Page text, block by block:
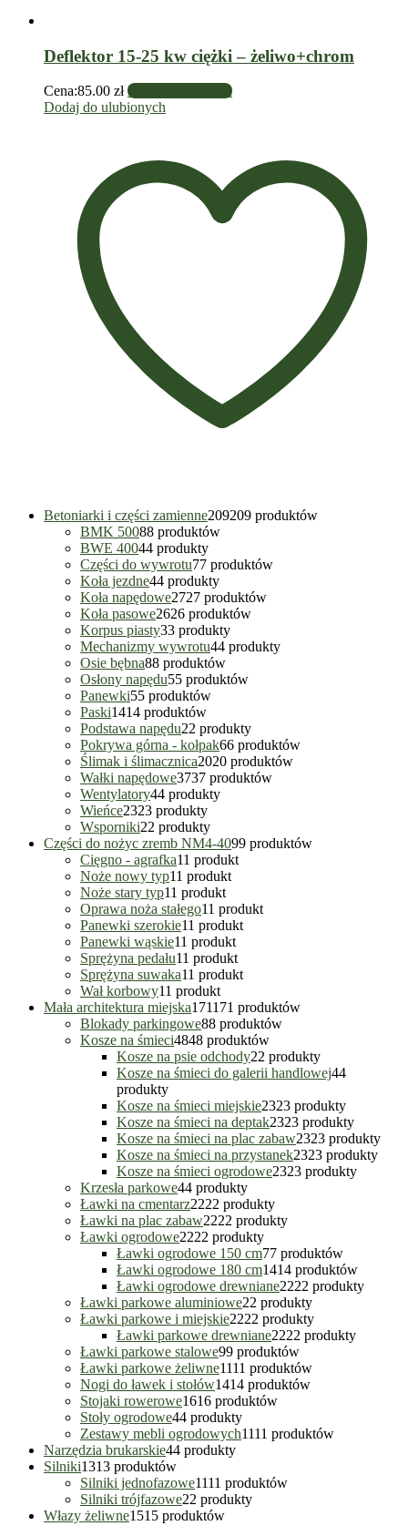
Deflektor 15-25 kw ciężki – żeliwo+chrom
Cena:85.00 zł Dodaj do koszyka
Dodaj do ulubionych
Betoniarki i części zamienne209209 produktów
BMK 50088 produktów
BWE 40044 produkty
Części do wywrotu77 produktów
Koła jezdne44 produkty
Koła napędowe2727 produktów
Koła pasowe2626 produktów
Korpus piasty33 produkty
Mechanizmy wywrotu44 produkty
Osie bębna88 produktów
Osłony napędu55 produktów
Panewki55 produktów
Paski1414 produktów
Podstawa napędu22 produkty
Pokrywa górna - kołpak66 produktów
Ślimak i ślimacznica2020 produktów
Wałki napędowe3737 produktów
Wentylatory44 produkty
Wieńce2323 produkty
Wsporniki22 produkty
Części do nożyc zremb NM4-4099 produktów
Cięgno - agrafka11 produkt
Noże nowy typ11 produkt
Noże stary typ11 produkt
Oprawa noża stałego11 produkt
Panewki szerokie11 produkt
Panewki wąskie11 produkt
Sprężyna pedału11 produkt
Sprężyna suwaka11 produkt
Wał korbowy11 produkt
Mała architektura miejska171171 produktów
Blokady parkingowe88 produktów
Kosze na śmieci4848 produktów
Kosze na psie odchody22 produkty
Kosze na śmieci do galerii handlowej44
produkty
Kosze na śmieci miejskie2323 produkty
Kosze na śmieci na deptak2323 produkty
Kosze na śmieci na plac zabaw2323 produkty
Kosze na śmieci na przystanek2323 produkty
Kosze na śmieci ogrodowe2323 produkty
Krzesła parkowe44 produkty
Ławki na cmentarz2222 produkty
Ławki na plac zabaw2222 produkty
Ławki ogrodowe2222 produkty
Ławki ogrodowe 150 cm77 produktów
Ławki ogrodowe 180 cm1414 produktów
Ławki ogrodowe drewniane2222 produkty
Ławki parkowe aluminiowe22 produkty
Ławki parkowe i miejskie2222 produkty
Ławki parkowe drewniane2222 produkty
Ławki parkowe stalowe99 produktów
Ławki parkowe żeliwne1111 produktów
Nogi do ławek i stołów1414 produktów
Stojaki rowerowe1616 produktów
Stoły ogrodowe44 produkty
Zestawy mebli ogrodowych1111 produktów
Narzędzia brukarskie44 produkty
Silniki1313 produktów
Silniki jednofazowe1111 produktów
Silniki trójfazowe22 produkty
Włazy żeliwne1515 produktów